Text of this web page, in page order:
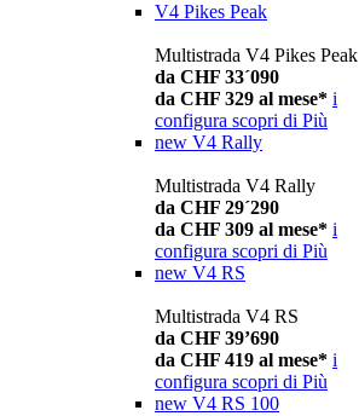
V4 Pikes Peak
Multistrada V4 Pikes Peak
da CHF 33´090
da CHF 329 al mese* i
configura scopri di Più
new V4 Rally
Multistrada V4 Rally
da CHF 29´290
da CHF 309 al mese* i
configura scopri di Più
new V4 RS
Multistrada V4 RS
da CHF 39’690
da CHF 419 al mese* i
configura scopri di Più
new V4 RS 100